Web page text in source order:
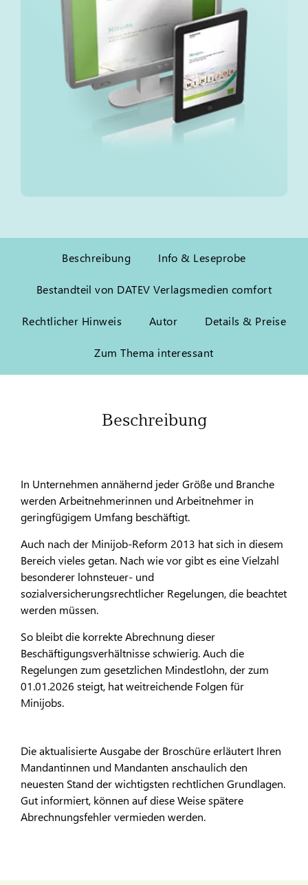
Beschreibung Info & Leseprobe
Bestandteil von DATEV Verlagsmedien comfort
Rechtlicher Hinweis Autor Details & Preise
Zum Thema interessant
Beschreibung
In Unternehmen annähernd jeder Größe und Branche
werden Arbeitnehmerinnen und Arbeitnehmer in
geringfügigem Umfang beschäftigt.
Auch nach der Minijob-Reform 2013 hat sich in diesem
Bereich vieles getan. Nach wie vor gibt es eine Vielzahl
besonderer lohnsteuer- und
sozialversicherungsrechtlicher Regelungen, die beachtet
werden müssen.
So bleibt die korrekte Abrechnung dieser
Beschäftigungsverhältnisse schwierig. Auch die
Regelungen zum gesetzlichen Mindestlohn, der zum
01.01.2026 steigt, hat weitreichende Folgen für
Minijobs.
Die aktualisierte Ausgabe der Broschüre erläutert Ihren
Mandantinnen und Mandanten anschaulich den
neuesten Stand der wichtigsten rechtlichen Grundlagen.
Gut informiert, können auf diese Weise spätere
Abrechnungsfehler vermieden werden.